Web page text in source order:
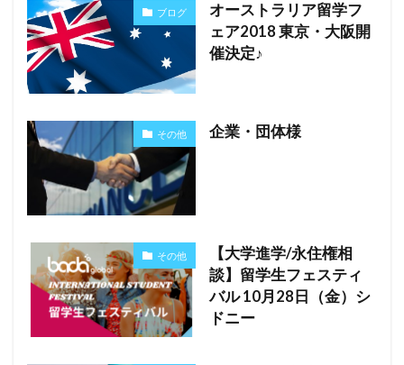
ブログ
オーストラリア留学フ
ェア2018 東京・大阪開
催決定♪
その他 企業・団体様
その他
【大学進学/永住権相
談】留学生フェスティ
バル 10月28日（金）シ
ドニー